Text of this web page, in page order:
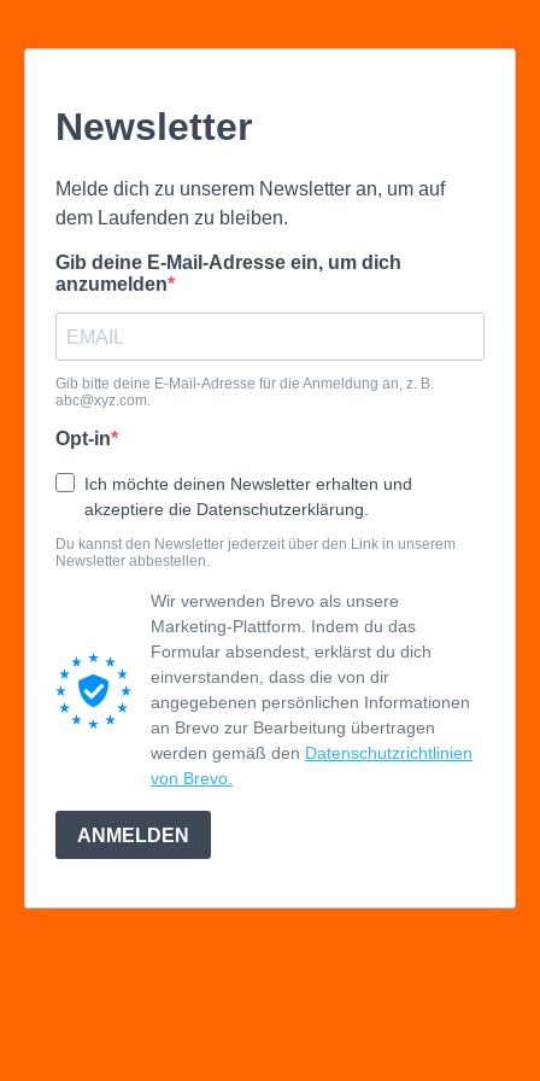
Newsletter
Melde dich zu unserem Newsletter an, um auf
dem Laufenden zu bleiben.
Gib deine E-Mail-Adresse ein, um dich
anzumelden
Gib bitte deine E-Mail-Adresse für die Anmeldung an, z. B.
abc@xyz.com.
Opt-in
Ich möchte deinen Newsletter erhalten und
akzeptiere die Datenschutzerklärung.
Du kannst den Newsletter jederzeit über den Link in unserem
Newsletter abbestellen.
Wir verwenden Brevo als unsere
Marketing-Plattform. Indem du das
Formular absendest, erklärst du dich
einverstanden, dass die von dir
angegebenen persönlichen Informationen
an Brevo zur Bearbeitung übertragen
werden gemäß den Datenschutzrichtlinien
von Brevo.
ANMELDEN